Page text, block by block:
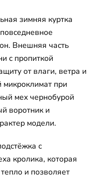
зимняя куртка
Внешняя часть
с пропиткой
от влаги, ветра и
при
мех чернобурой
воротник и
модели.
с
кролика, которая
и позволяет